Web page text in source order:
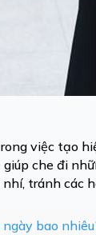
việc tạo
che đi
nhí, tránh
bao